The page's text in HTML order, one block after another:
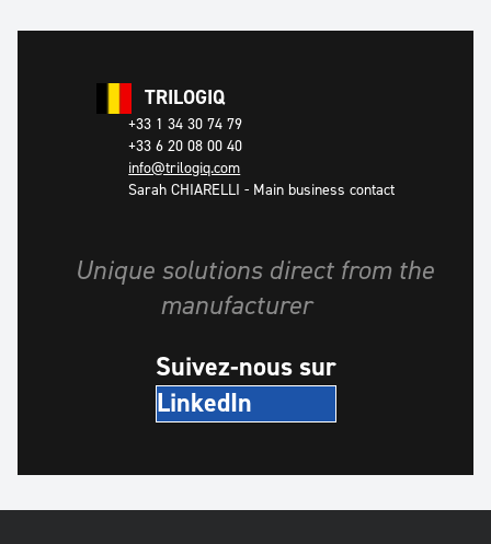
TRILOGIQ
+33 1 34 30 74 79
+33 6 20 08 00 40
info@trilogiq.com
Sarah CHIARELLI - Main business contact
Unique solutions direct from the
manufacturer
Suivez-nous sur
LinkedIn